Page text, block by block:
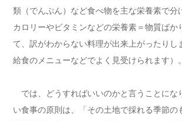
類（でんぷん）など食べ物を主な栄養素で分
カロリーやビタミンなどの栄養素＝物質ばか
て、訳がわからない料理が出来上がったりし
給食のメニューなどでよく見受けられます）。
では、どうすればいいのかと言うことにな
い食事の原則は、「その土地で採れる季節の